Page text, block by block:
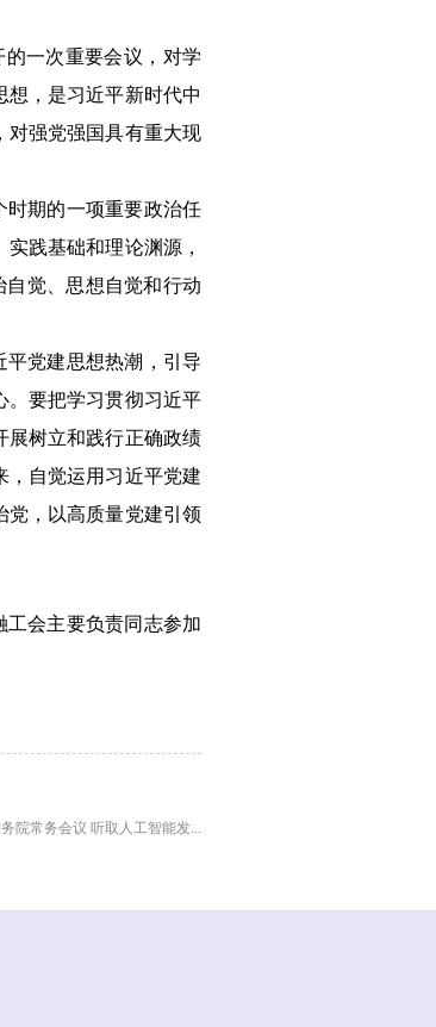
一次重要会议，对学
，是习近平新时代中
对强党强国具有重大现
时期的一项重要政治任
践基础和理论渊源，
自觉、思想自觉和行动
党建思想热潮，引导
。要把学习贯彻习近平
展树立和践行正确政绩
，自觉运用习近平党建
党，以高质量党建引领
会主要负责同志参加
院常务会议 听取人工智能发...